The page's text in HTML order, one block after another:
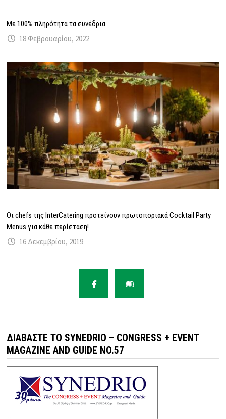
Με 100% πληρότητα τα συνέδρια
18 Φεβρουαρίου, 2022
Oι chefs της InterCatering προτείνουν πρωτοποριακά Cocktail Party
Menus για κάθε περίσταση!
16 Δεκεμβρίου, 2019
ΔΙΑΒΆΣΤΕ ΤΟ SYNEDRIO – CONGRESS + EVENT
MAGAZINE AND GUIDE NO.57